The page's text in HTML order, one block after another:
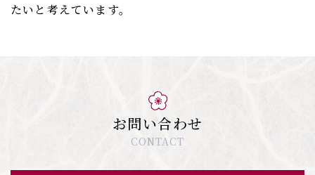
たいと考えています。
お問い合わせ
CONTACT